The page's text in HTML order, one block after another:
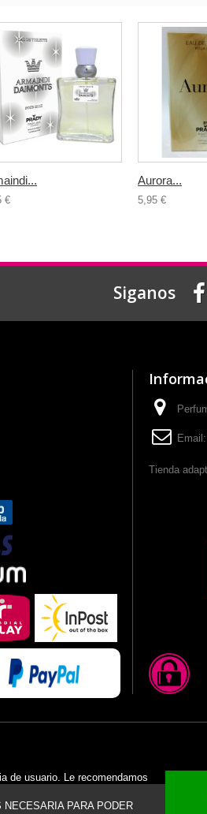
€
Aurora...
5,95 €
Siganos
Email:
Tienda
de usuario. Le recomendamos
PARA PODER